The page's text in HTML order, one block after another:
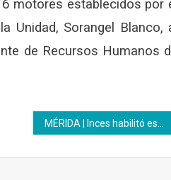
motores establecidos por
Unidad, Sorangel Blanco,
de Recursos Humanos
MÉRIDA | Inces habilitó espacios para jornadas de vacunación